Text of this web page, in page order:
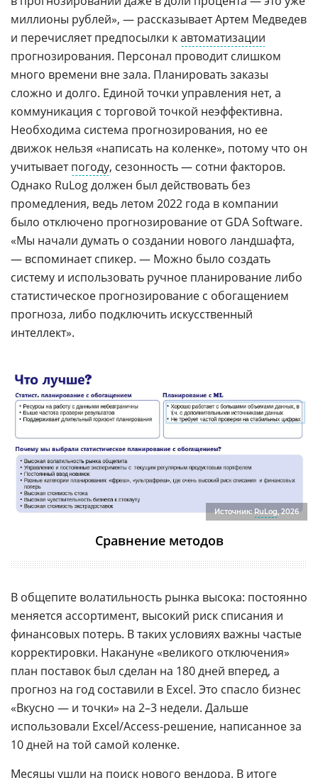
миллионы рублей», — рассказывает Артем Медведев
и перечисляет предпосылки кавтоматизации
прогнозирования. Персонал проводит слишком
много времени вне зала. Планировать заказы
сложно и долго. Единой точки управления нет, а
коммуникация с торговой точкой неэффективна.
Необходима система прогнозирования, но ее
движок нельзя «написать на коленке», потому что он
учитываетпогоду, сезонность — сотни факторов.
Однако RuLog должен был действовать без
промедления, ведь летом 2022 года в компании
было отключено прогнозирование от GDA Software.
«Мы начали думать о создании нового ландшафта,
— вспоминает спикер. — Можно было создать
систему и использовать ручное планирование либо
статистическое прогнозирование с обогащением
прогноза, либо подключить искусственный
интеллект».
Источник:RuLog, 2026
Сравнение методов
В общепите волатильность рынка высока: постоянно
меняется ассортимент, высокий риск списания и
финансовых потерь. В таких условиях важны частые
корректировки. Накануне «великого отключения»
план поставок был сделан на 180 дней вперед, а
прогноз на год составили в Excel. Это спасло бизнес
«Вкусно — и точки» на 2–3 недели. Дальше
использовали Excel/Access-решение, написанное за
10 дней на той самой коленке.
Месяцы ушли на поиск нового вендора. В итоге